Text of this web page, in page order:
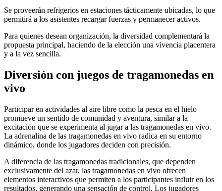
Se proveerán refrigerios en estaciones tácticamente ubicadas, lo que
permitirá a los asistentes recargar fuerzas y permanecer activos.
Para quienes desean organización, la diversidad complementará la
propuesta principal, haciendo de la elección una vivencia placentera
y a la vez sencilla.
Diversión con juegos de tragamonedas en
vivo
Participar en actividades al aire libre como la pesca en el hielo
promueve un sentido de comunidad y aventura, similar a la
excitación que se experimenta al jugar a las tragamonedas en vivo.
La adrenalina de las tragamonedas en vivo radica en su entorno
dinámico, donde los jugadores deciden con precisión.
A diferencia de las tragamonedas tradicionales, que dependen
exclusivamente del azar, las tragamonedas en vivo ofrecen
elementos interactivos que permiten a los participantes influir en los
resultados, generando una sensación de control. Los jugadores